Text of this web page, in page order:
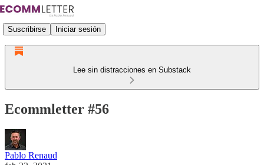
Suscribirse Iniciar sesión
Lee sin distracciones en Substack
Ecommletter #56
Pablo Renaud